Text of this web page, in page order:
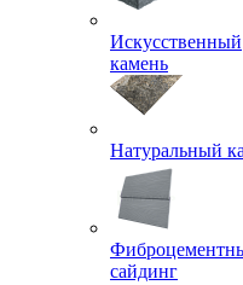
Искусственный
камень
Натуральный
сайдинг